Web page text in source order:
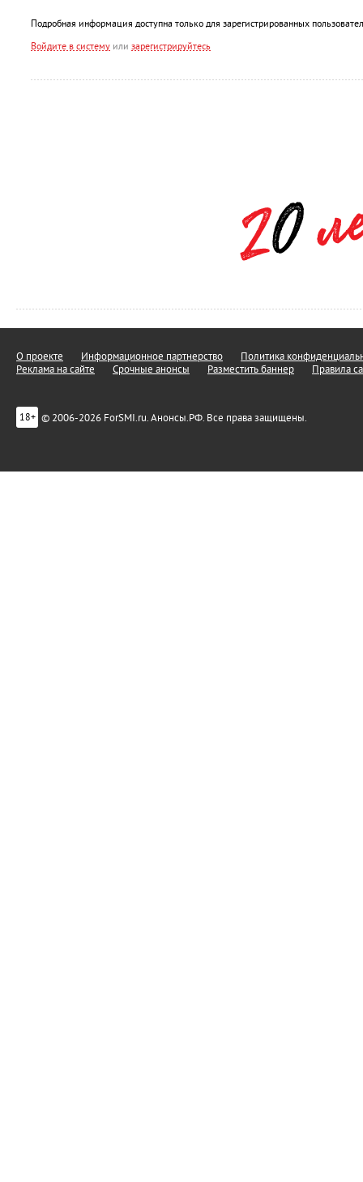
Подробная информация доступна только для зарегистрированных
Войдите в систему или зарегистрируйтесь
О проекте Информационное партнерство
Политика
Реклама на сайте
Срочные анонсы Разместить баннер Правила
18+ © 2006-2026 ForSMI.ru. Анонсы.РФ. Все права защищены.